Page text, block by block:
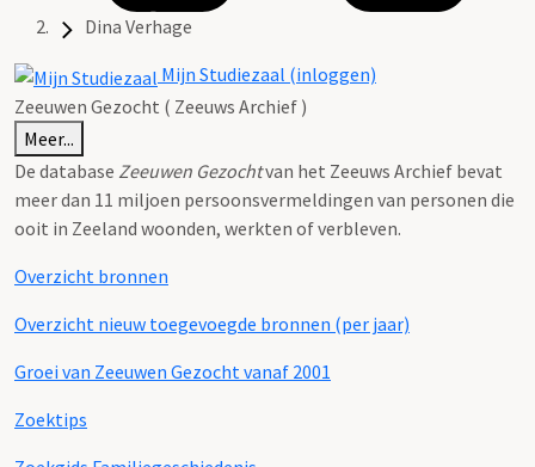
Dina Verhage
Mijn Studiezaal (inloggen)
Zeeuwen Gezocht ( Zeeuws Archief )
Meer...
De database Zeeuwen Gezochtvan het Zeeuws Archief bevat
meer dan 11 miljoen persoonsvermeldingen van personen die
ooit in Zeeland woonden, werkten of verbleven.
Overzicht bronnen
Overzicht nieuw toegevoegde bronnen (per jaar)
Groei van Zeeuwen Gezocht vanaf 2001
Zoektips